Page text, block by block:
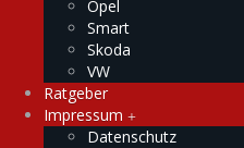
Opel
Smart
Skoda
VW
Ratgeber
Impressum
Datenschutz